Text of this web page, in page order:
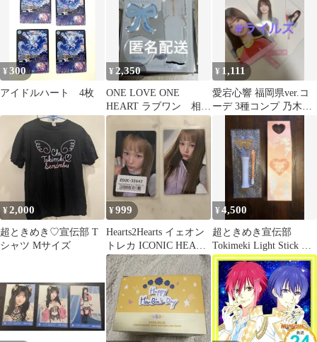
¥300
アイドルハート 4枚
¥ 2,350
ONE LOVE ONE
HEART ラブワン 相原
一心 アクスタ 告白
¥ 1,111
愛宕心響 福岡県ver.コ
ーデ 3種コンプ 乃木坂
¥2,000
超ときめき♡宣伝部 T
シャツ Mサイズ
¥999
Hearts2Hearts イェオン
トレカ ICONIC HEART
初回D
¥4,500
超ときめき宣伝部
Tokimeki Light Stick ハ
ート型